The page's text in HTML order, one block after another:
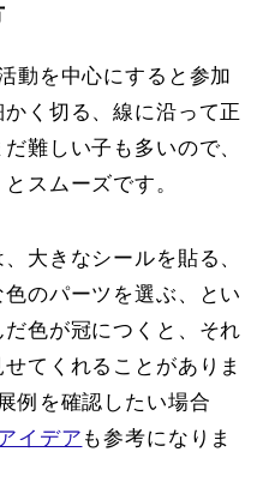
動を中心にすると参加
く切る、線に沿って正
難しい子も多いので、
スムーズです。
大きなシールを貼る、
のパーツを選ぶ、とい
色が冠につくと、それ
てくれることがありま
例を確認したい場合
イデア も参考になりま